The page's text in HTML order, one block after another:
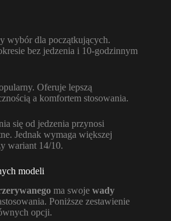
wybór dla początkujących.
bez jedzenia i 10-godzinnym
Oferuje lepszą
a komfortem stosowania.
się od jedzenia przynosi
Jednak wymaga większej
wariant 14/10.
modeli
ma swoje wady
Poniższe zestawienie
opcji.